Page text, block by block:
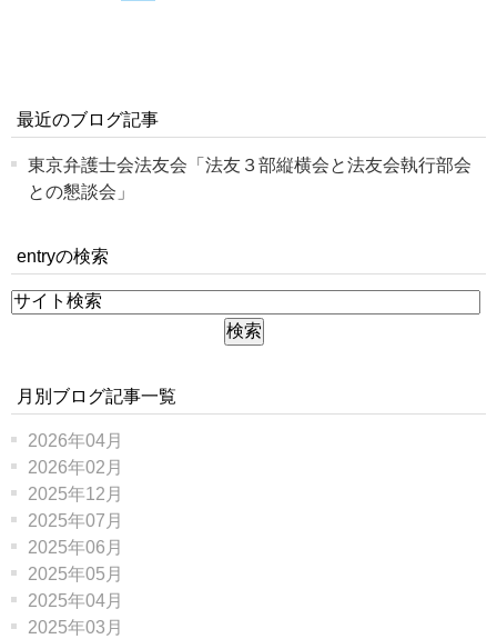
最近のブログ記事
東京弁護士会法友会「法友３部縦横会と法友会執行部会
との懇談会」
entryの検索
月別ブログ記事一覧
2026年04月
2026年02月
2025年12月
2025年07月
2025年06月
2025年05月
2025年04月
2025年03月